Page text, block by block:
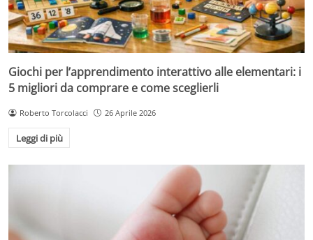
Giochi per l’apprendimento interattivo alle elementari: i
5 migliori da comprare e come sceglierli
Roberto Torcolacci 26 Aprile 2026
Leggi di più